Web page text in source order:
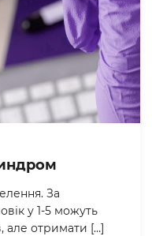
За
у 1-5 можуть
але отримати […]